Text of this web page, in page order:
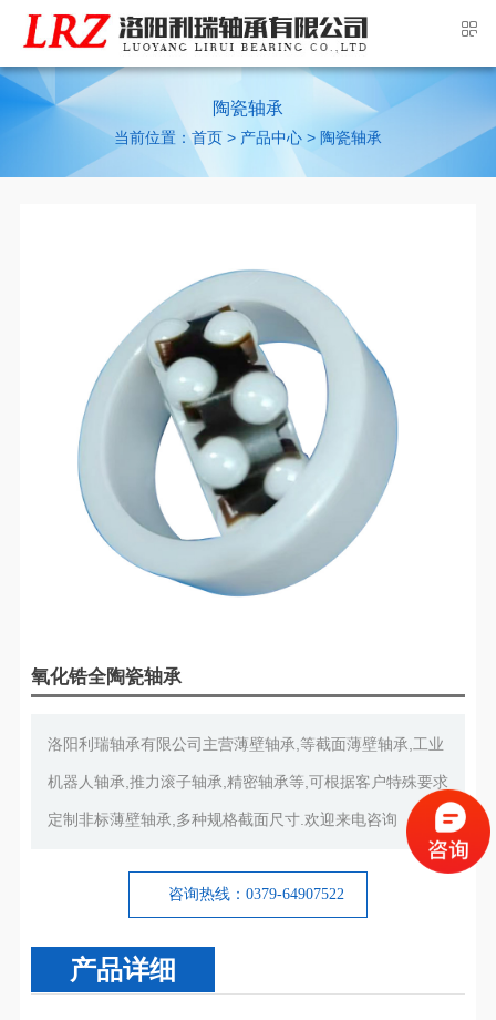
陶瓷轴承
当前位置：首页 > 产品中心 > 陶瓷轴承
氧化锆全陶瓷轴承
洛阳利瑞轴承有限公司主营薄壁轴承,等截面薄壁轴承,工业
机器人轴承,推力滚子轴承,精密轴承等,可根据客户特殊要求
定制非标薄壁轴承,多种规格截面尺寸.欢迎来电咨询
咨询热线：0379-64907522
产品详细